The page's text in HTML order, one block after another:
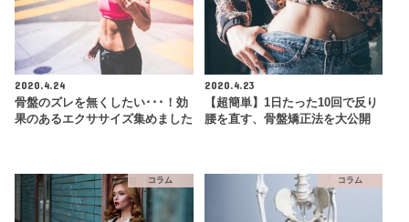
2020.4.24
骨盤のズレを無くしたい･･･！効
果のあるエクササイズ集めました
2020.4.23
【超簡単】1日たった10回で反り
腰を直す、骨盤矯正法を大公開
コラム コラム